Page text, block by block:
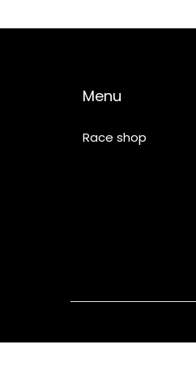
Menu
Race shop